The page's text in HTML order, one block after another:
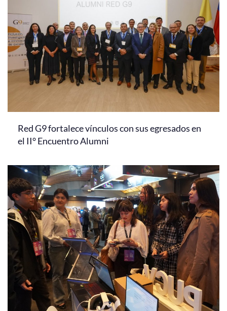
Red G9 fortalece vínculos con sus egresados en
el II° Encuentro Alumni